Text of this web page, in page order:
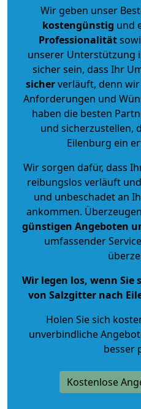
Wir geben unser
kostengünstig und
Professionalität
unserer Unterstützung
sicher sein, dass Ihr
sicherverläuft, denn wir
Anforderungen und
haben die besten
und sicherzustellen,
Eilenburg ein
Wir sorgen dafür, dass
reibungslos verläuft
und unbeschadet an
ankommen.
günstigen Angeboten
umfassender
Wir legen los, wenn Sie
von Salzgitter nach
Holen Sie sich
unverbindliche
besser
Kostenlose